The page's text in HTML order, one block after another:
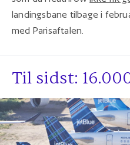
landingsbane tilbage i
med Parisaftalen.
Til sidst: